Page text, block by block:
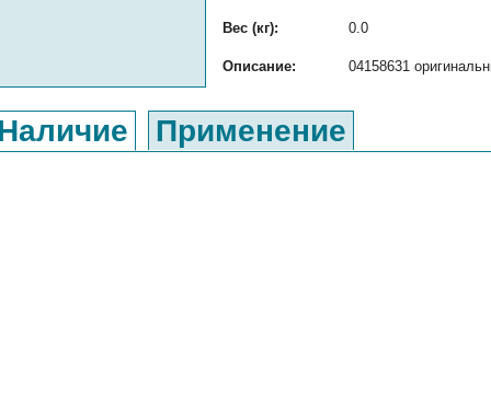
Вес (кг): 0.0
Описание: 04158631
Применение